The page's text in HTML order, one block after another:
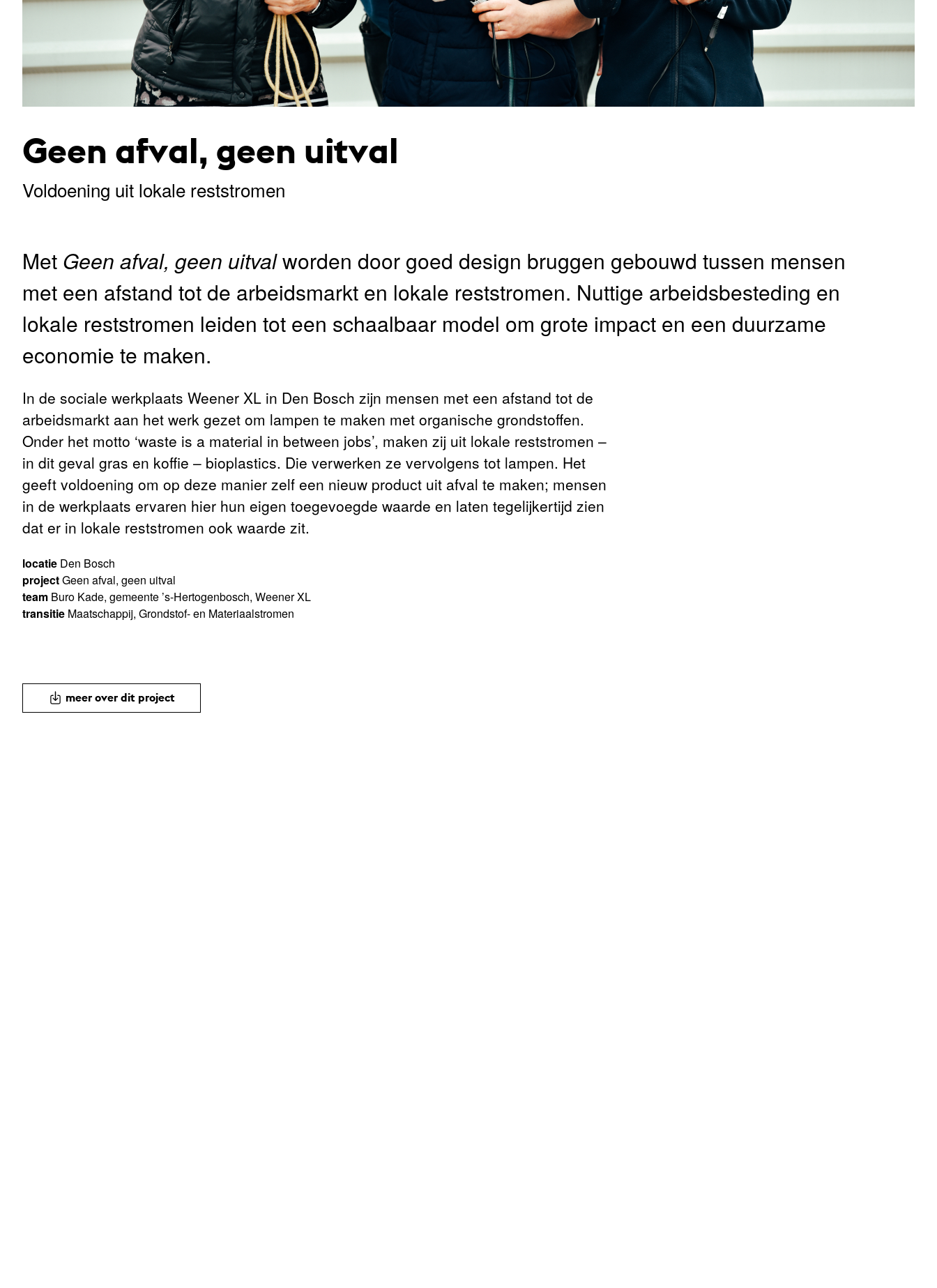
Geen afval, geen uitval
Voldoening uit lokale reststromen
Met Geen afval, geen uitvalworden door goed design bruggen gebouwd tussen mensen
met een afstand tot de arbeidsmarkt en lokale reststromen. Nuttige arbeidsbesteding en
lokale reststromen leiden tot een schaalbaar model om grote impact en een duurzame
economie te maken.
In de sociale werkplaats Weener XL in Den Bosch zijn mensen met een afstand tot de
arbeidsmarkt aan het werk gezet om lampen te maken met organische grondstoffen.
Onder het motto ‘waste is a material in between jobs’, maken zij uit lokale reststromen –
in dit geval gras en koffie – bioplastics. Die verwerken ze vervolgens tot lampen. Het
geeft voldoening om op deze manier zelf een nieuw product uit afval te maken; mensen
in de werkplaats ervaren hier hun eigen toegevoegde waarde en laten tegelijkertijd zien
dat er in lokale reststromen ook waarde zit.
locatie Den Bosch
projectGeen afval, geen uitval
team Buro Kade, gemeente ’s-Hertogenbosch, Weener XL
transitie Maatschappij, Grondstof- en Materiaalstromen
meer over dit project